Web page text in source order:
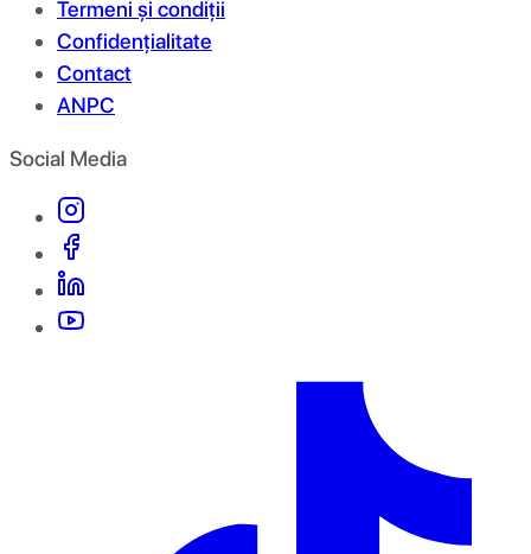
Termeni și condiții
Confidențialitate
Contact
ANPC
Social Media